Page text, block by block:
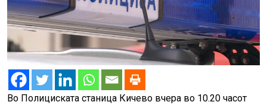
Во Полициската станица Кичево вчера во 10.20 часот